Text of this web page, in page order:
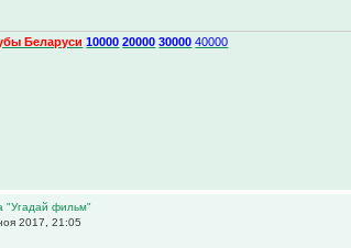
Беларуси 10000 20000 30000 40000
"Угадай фильм"
2017, 21:05